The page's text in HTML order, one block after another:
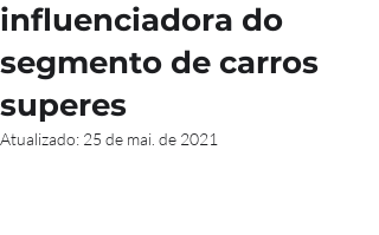
influenciadora do
segmento de carros
superes
Atualizado: 25 de mai. de 2021